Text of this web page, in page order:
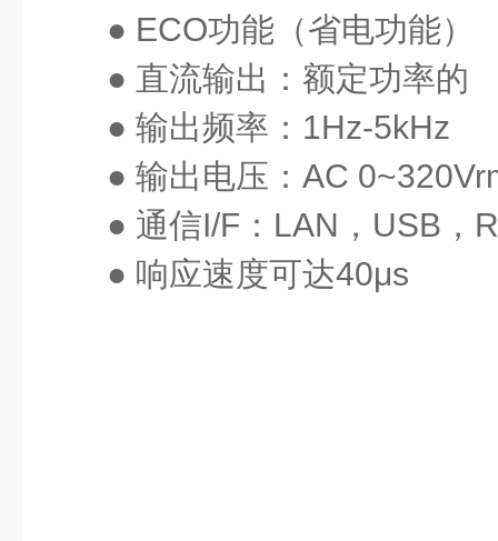
● ECO功能（省电功能）
● 直流输出：额定功率的
● 输出频率：1Hz-5kHz
● 输出电压：AC
● 通信I/F：LAN，USB，
● 响应速度可达40μs